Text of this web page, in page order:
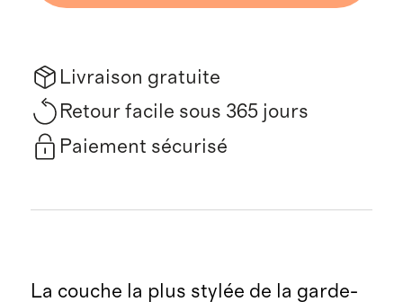
Livraison gratuite
Retour facile sous 365 jours
Paiement sécurisé
La couche la plus stylée de la garde-